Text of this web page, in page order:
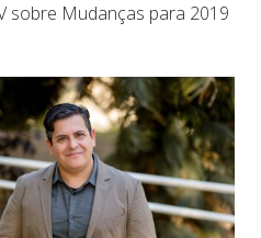
sobre Mudanças para 2019